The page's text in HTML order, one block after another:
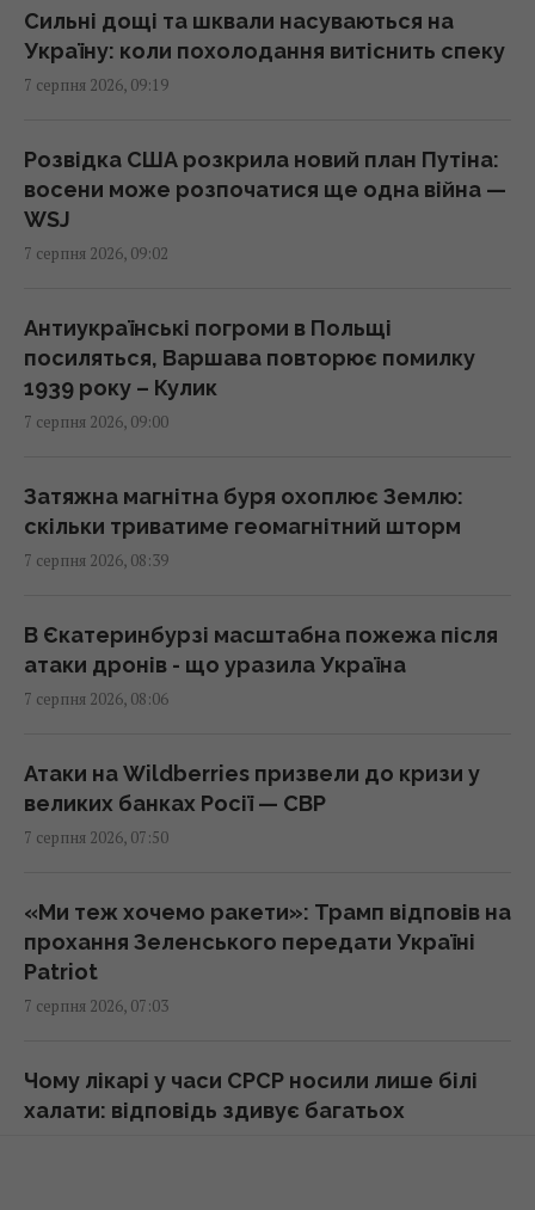
що з ними робити після збору врожаю
09:00 п'ятниця, 07 серпня 2026
показує календар риболова на місяць
09:00 п'ятниця, 07 серпня 2026
Що можна забрати з готельного номера, а
експертів
08:59 п'ятниця, 07 серпня 2026
Негода накриє пів України: синоптики
08:55 п'ятниця, 07 серпня 2026
Трамп підписав укази про обмеження
США
08:49 п'ятниця, 07 серпня 2026
Сіті": головні прем'єри в кінотеатрах цього
тижня
08:47 п'ятниця, 07 серпня 2026
Як рицинова олія впливає на волосся:
дослідження пояснюють користь цього
народного засобу
08:41 п'ятниця, 07 серпня 2026
Інцидент у Лейпцигу: у Німеччині
заперечили, що український літак
Сильні дощі та шквали насуваються на
Україну: коли похолодання витіснить спеку
7 серпня 2026, 09:19
Розвідка США розкрила новий план Путіна:
восени може розпочатися ще одна війна —
WSJ
7 серпня 2026, 09:02
Антиукраїнські погроми в Польщі
посиляться, Варшава повторює помилку
1939 року – Кулик
7 серпня 2026, 09:00
Затяжна магнітна буря охоплює Землю:
скільки триватиме геомагнітний шторм
7 серпня 2026, 08:39
В Єкатеринбурзі масштабна пожежа після
атаки дронів - що уразила Україна
7 серпня 2026, 08:06
Атаки на Wildberries призвели до кризи у
великих банках Росії — СВР
7 серпня 2026, 07:50
«Ми теж хочемо ракети»: Трамп відповів на
прохання Зеленського передати Україні
Patriot
7 серпня 2026, 07:03
Чому лікарі у часи СРСР носили лише білі
халати: відповідь здивує багатьох